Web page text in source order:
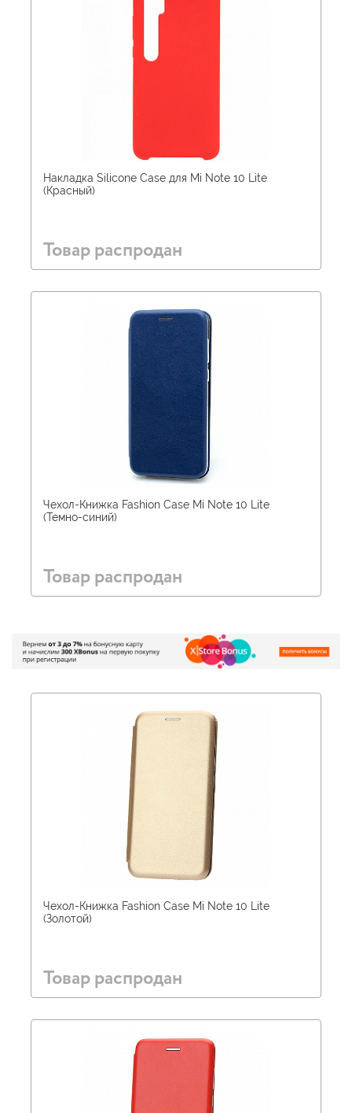
Накладка Silicone Case для Mi Note 10 Lite
(Красный)
Товар распродан
Чехол-Книжка Fashion Case Mi Note 10 Lite
(Темно-синий)
Товар распродан
Чехол-Книжка Fashion Case Mi Note 10 Lite
(Золотой)
Товар распродан